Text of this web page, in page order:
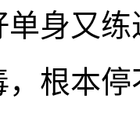
单身又
，根本